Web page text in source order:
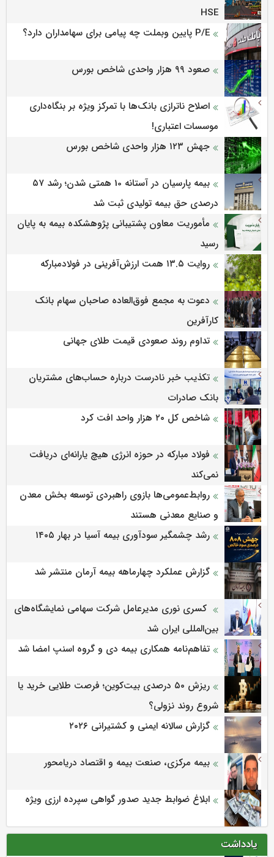
HSE
P/E پایین وبملت چه پیامی برای سهامداران دارد؟
صعود ۹۹ هزار واحدی شاخص بورس
اصلاح ناترازی بانک‌ها با تمرکز ویژه بر بنگاه‌داری
موسسات اعتباری!
جهش ۱۲۳ هزار واحدی شاخص بورس
بیمه پارسیان در آستانه 10 همتی شدن؛ رشد ۵۷
درصدی حق بیمه تولیدی ثبت شد
مأموریت معاون پشتیبانی پژوهشكده بیمه به پایان
رسید
روایت ۱۳.۵ همت ارزش‌آفرینی در فولادمبارکه
دعوت به مجمع فوق‌العاده صاحبان سهام بانک
کارآفرین
تداوم روند صعودی قیمت طلای جهانی
تکذیب خبر نادرست درباره حساب‌های مشتریان
بانک صادرات
شاخص کل ۲۰ هزار واحد افت کرد
فولاد مبارکه در حوزه انرژی هیچ یارانه‌ای دریافت
نمی‌کند
روابط‌‌عمومی‌ها بازوی راهبردی توسعه بخش معدن
و صنایع معدنی هستند
رشد چشمگیر سودآوری بیمه آسیا در بهار ۱۴۰۵
گزارش عملکرد چهارماهه بیمه آرمان منتشر شد
کسری نوری مدیرعامل شرکت سهامی نمایشگاه‌های
بین‌المللی ایران شد
تفاهم‌نامه همکاری بیمه دی و گروه اسنپ امضا شد
ریزش ۵۰ درصدی بیت‌کوین؛ فرصت طلایی خرید یا
شروع روند نزولی؟
گزارش سالانه ایمنی و كشتیرانی ۲۰۲۶
بیمه مرکزی، صنعت بیمه و اقتصاد دریامحور
ابلاغ ضوابط جدید صدور گواهی سپرده ارزی ویژه
یادداشت